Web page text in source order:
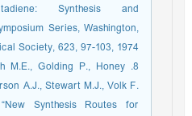
Synthesis and
Series, Washington,
Society, 623, 97-103, 1974.
M.E., Golding P., Honey
A.J., Stewart M.J., Volk F.
Synthesis Routes for